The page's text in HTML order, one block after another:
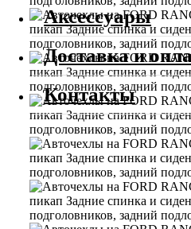
Аксессуары
Доставка и
Контакты